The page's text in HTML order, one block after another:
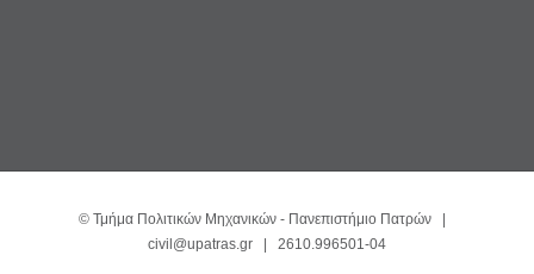
© Τμήμα Πολιτικών Μηχανικών - Πανεπιστήμιο Πατρών|
civil@upatras.gr | 2610.996501-04